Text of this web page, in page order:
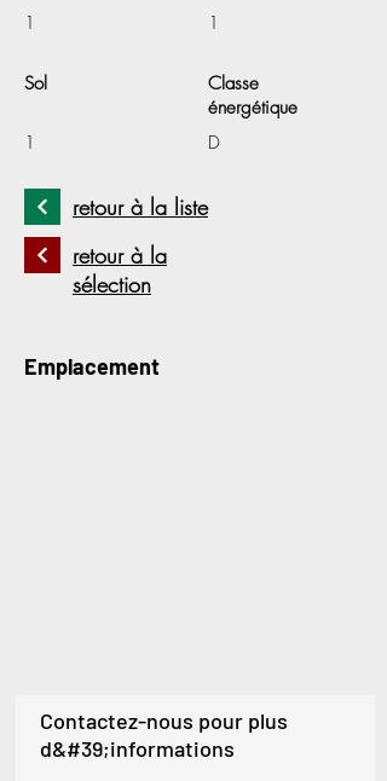
1
Sol
1
1
Classe
énergétique
D
retour à la liste
retour à la
sélection
Emplacement
Contactez-nous pour plus
d&#39;informations